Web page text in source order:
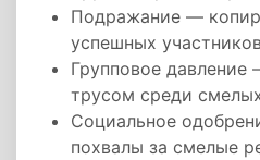
Подражание —
успешных
Групповое давление
трусом среди
Социальное
похвалы за смелые